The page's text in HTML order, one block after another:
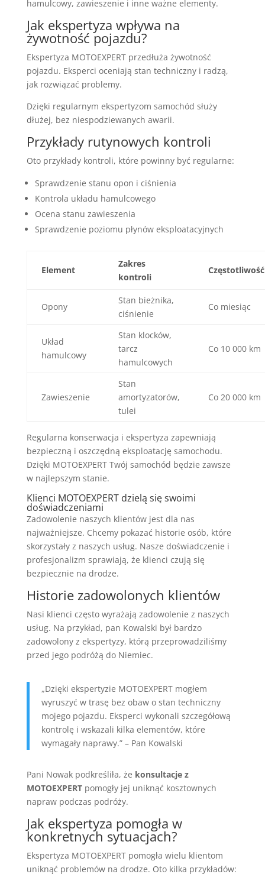
hamulcowy, zawieszenie i inne ważne elementy.
Jak ekspertyza wpływa na
żywotność pojazdu?
Ekspertyza MOTOEXPERT przedłuża żywotność
pojazdu. Eksperci oceniają stan techniczny i radzą,
jak rozwiązać problemy.
Dzięki regularnym ekspertyzom samochód służy
dłużej, bez niespodziewanych awarii.
Przykłady rutynowych kontroli
Oto przykłady kontroli, które powinny być regularne:
Sprawdzenie stanu opon i ciśnienia
Kontrola układu hamulcowego
Ocena stanu zawieszenia
Sprawdzenie poziomu płynów eksploatacyjnych
Element
Zakres
kontroli
Częstotliwość
Opony
Stan bieżnika,
ciśnienie
Co miesiąc
Układ
hamulcowy
Stan klocków,
tarcz
hamulcowych
Co 10 000 km
Zawieszenie
Stan
amortyzatorów,
tulei
Co 20 000 km
Regularna konserwacja i ekspertyza zapewniają
bezpieczną i oszczędną eksploatację samochodu.
Dzięki MOTOEXPERT Twój samochód będzie zawsze
w najlepszym stanie.
Klienci MOTOEXPERT dzielą się swoimi
doświadczeniami
Zadowolenie naszych klientów jest dla nas
najważniejsze. Chcemy pokazać historie osób, które
skorzystały z naszych usług. Nasze doświadczenie i
profesjonalizm sprawiają, że klienci czują się
bezpiecznie na drodze.
Historie zadowolonych klientów
Nasi klienci często wyrażają zadowolenie z naszych
usług. Na przykład, pan Kowalski był bardzo
zadowolony z ekspertyzy, którą przeprowadziliśmy
przed jego podróżą do Niemiec.
„Dzięki ekspertyzie MOTOEXPERT mogłem
wyruszyć w trasę bez obaw o stan techniczny
mojego pojazdu. Eksperci wykonali szczegółową
kontrolę i wskazali kilka elementów, które
wymagały naprawy.” – Pan Kowalski
Pani Nowak podkreśliła, że konsultacje z
MOTOEXPERTpomogły jej uniknąć kosztownych
napraw podczas podróży.
Jak ekspertyza pomogła w
konkretnych sytuacjach?
Ekspertyza MOTOEXPERT pomogła wielu klientom
uniknąć problemów na drodze. Oto kilka przykładów: